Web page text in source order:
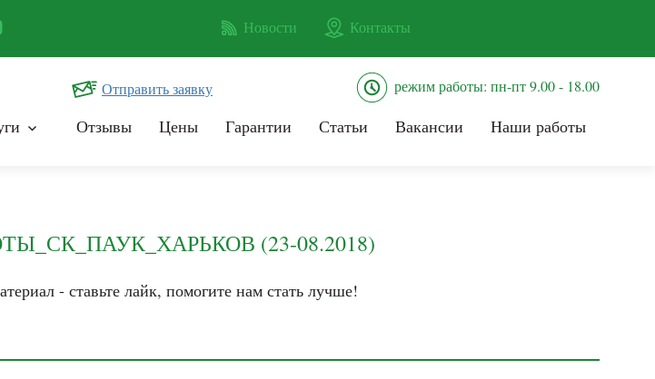
Новости Контакты
Отправить заявку режим работы: пн-пт 9.00 - 18.00
Отзывы Цены Гарантии Статьи Вакансии Наши работы
(23-08.2018)
- ставьте лайк, помогите нам стать лучше!